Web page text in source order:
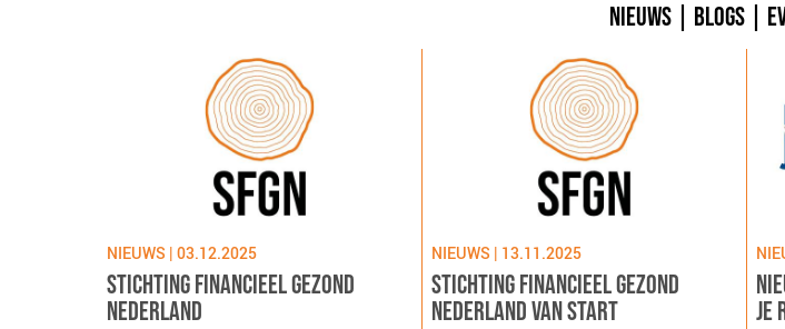
NIEUWS BLOGS
NIEUWS | 03.12.2025
STICHTING FINANCIEEL GEZOND
NEDERLAND
NIEUWS | 13.11.2025
STICHTING FINANCIEEL GEZOND
NEDERLAND VAN START
JE